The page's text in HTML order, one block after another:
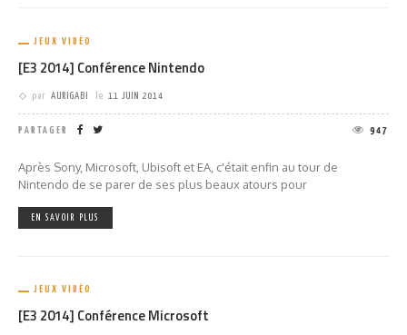
JEUX VIDÉO
[E3 2014] Conférence Nintendo
par AURIGABI le 11 JUIN 2014
PARTAGER 947
Après Sony, Microsoft, Ubisoft et EA, c'était enfin au tour de
Nintendo de se parer de ses plus beaux atours pour
EN SAVOIR PLUS
JEUX VIDÉO
[E3 2014] Conférence Microsoft